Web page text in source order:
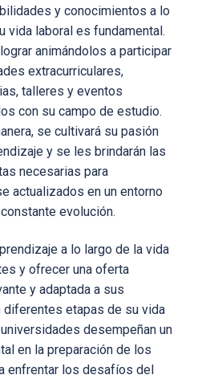
y conocimientos a lo
vida laboral es fundamental.
animándolos a participar
extracurriculares,
talleres y eventos
con su campo de estudio.
se cultivará su pasión
y se les brindarán las
necesarias para
actualizados en un entorno
evolución.
a lo largo de la vida
y ofrecer una oferta
y adaptada a sus
etapas de su vida
desempeñan un
en la preparación de los
enfrentar los desafíos del